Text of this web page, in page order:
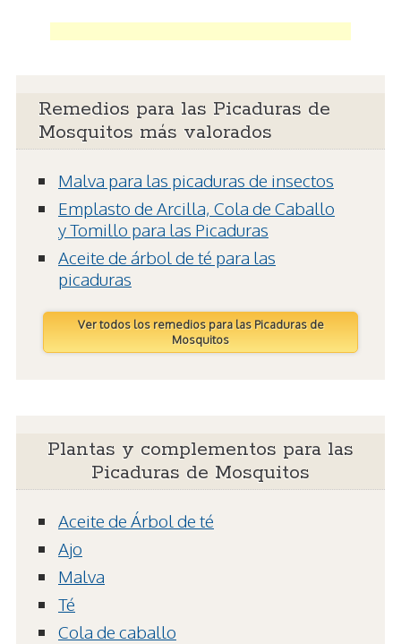
Remedios para las Picaduras de
Mosquitos más valorados
Malva para las picaduras de insectos
Emplasto de Arcilla, Cola de Caballo
y Tomillo para las Picaduras
Aceite de árbol de té para las
picaduras
Ver todos los remedios para las Picaduras de
Mosquitos
Plantas y complementos para las
Picaduras de Mosquitos
Aceite de Árbol de té
Ajo
Malva
Té
Cola de caballo